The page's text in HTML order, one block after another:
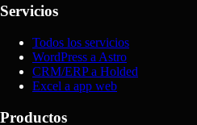
Servicios
Todos los servicios
WordPress a Astro
CRM/ERP a Holded
Excel a app web
Productos